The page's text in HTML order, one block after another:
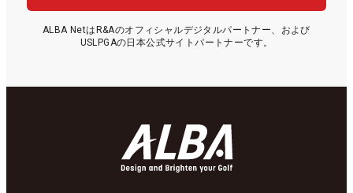
ALBA NetはR&Aのオフィシャルデジタルパートナー、および
USLPGAの日本公式サイトパートナーです。